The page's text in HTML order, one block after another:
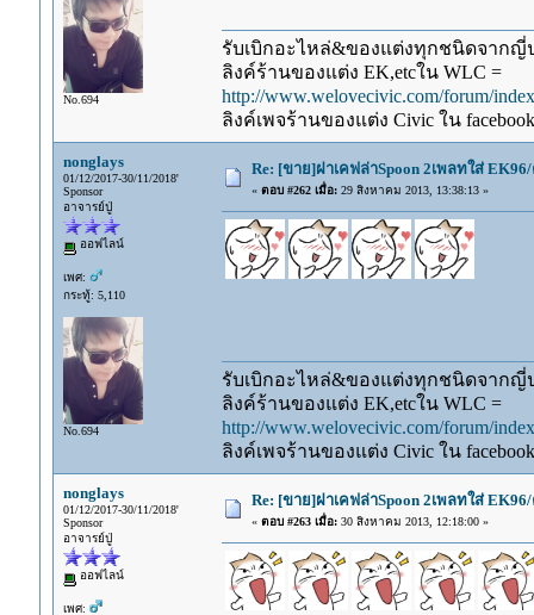
No.694
รับเบิกอะไหล่&ของแต่งทุกชนิดจากญี่
ลิงค์ร้านของแต่ง EK,etcใน WLC =
http://www.welovecivic.com/forum/
ลิงค์เพจร้านของแต่ง Civic ใน
nonglays
01/12/2017-30/11/2018'
Sponsor
อาจารย์ปู่
ออฟไลน์
เพศ:
กระทู้: 5,110
No.694
Re: [ขาย]ฝาเคฟล่าSpoon 2เพลทใส่
« ตอบ #262 เมื่อ:29 สิงหาคม 2013, 13:38:13 »
รับเบิกอะไหล่&ของแต่งทุกชนิดจากญี่
ลิงค์ร้านของแต่ง EK,etcใน WLC =
http://www.welovecivic.com/forum/
ลิงค์เพจร้านของแต่ง Civic ใน
nonglays
01/12/2017-30/11/2018'
Sponsor
อาจารย์ปู่
ออฟไลน์
เพศ:
Re: [ขาย]ฝาเคฟล่าSpoon 2เพลทใส่
« ตอบ #263 เมื่อ:30 สิงหาคม 2013, 12:18:00 »